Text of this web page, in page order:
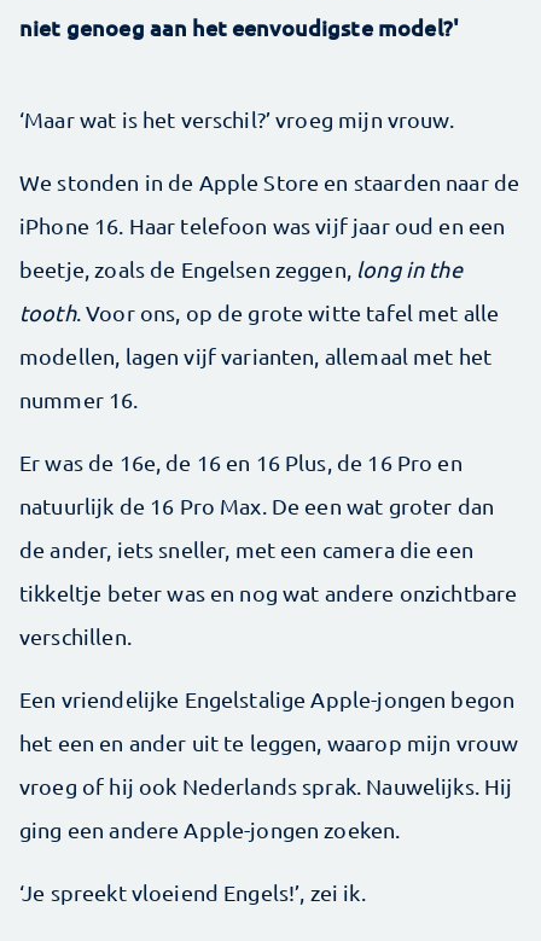
niet genoeg aan het eenvoudigste model?'
‘Maar wat is het verschil?’ vroeg mijn vrouw.
We stonden in de Apple Store en staarden naar de
iPhone 16. Haar telefoon was vijf jaar oud en een
beetje, zoals de Engelsen zeggen, long in the
tooth. Voor ons, op de grote witte tafel met alle
modellen, lagen vijf varianten, allemaal met het
nummer 16.
Er was de 16e, de 16 en 16 Plus, de 16 Pro en
natuurlijk de 16 Pro Max. De een wat groter dan
de ander, iets sneller, met een camera die een
tikkeltje beter was en nog wat andere onzichtbare
verschillen.
Een vriendelijke Engelstalige Apple-jongen begon
het een en ander uit te leggen, waarop mijn vrouw
vroeg of hij ook Nederlands sprak. Nauwelijks. Hij
ging een andere Apple-jongen zoeken.
‘Je spreekt vloeiend Engels!’, zei ik.